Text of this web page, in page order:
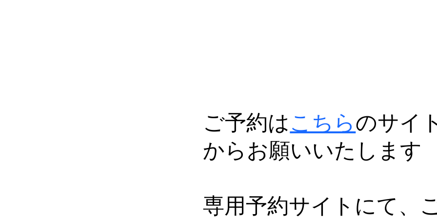
ご予約はこちらのサイ
からお願いいたします
専用予約サイトにて、